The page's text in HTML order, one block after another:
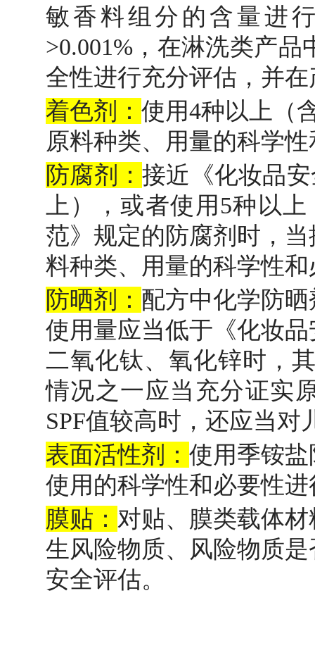
敏香料组分的含量进
>0.001%，在淋洗类产
全性进行充分评估，并
着色剂： 使用4种以上（
原料种类、用量的科学
防腐剂：接近《化妆品
上），或者使用5种以
范》规定的防腐剂时，
料种类、用量的科学性
防晒剂： 配方中化学防
使用量应当低于《化妆
二氧化钛、氧化锌时，
情况之一应当充分证实
SPF值较高时，还应当
表面活性剂： 使用季铵
使用的科学性和必要性
膜贴： 对贴、膜类载体
生风险物质、风险物质
安全评估。